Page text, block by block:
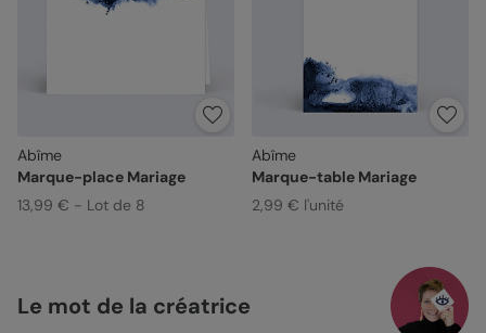
Abîme
Marque-place Mariage
13,99 € - Lot de 8
Abîme
Marque-table Mariage
2,99 € l'unité
Le mot de la créatrice